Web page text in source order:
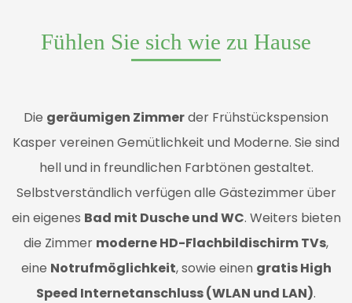
Fühlen Sie sich wie zu Hause
Die geräumigen Zimmerder Frühstückspension
Kasper vereinen Gemütlichkeit und Moderne. Sie sind
hell und in freundlichen Farbtönen gestaltet.
Selbstverständlich verfügen alle Gästezimmer über
ein eigenes Bad mit Dusche und WC. Weiters bieten
die Zimmer moderne HD-Flachbildischirm TVs,
eine Notrufmöglichkeit, sowie einen gratis High
Speed Internetanschluss (WLAN und LAN).